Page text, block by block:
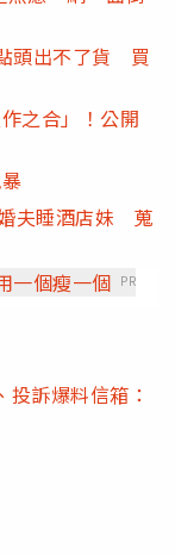
頭出不了貨 買
之合」！公開
夫睡酒店妹 蒐
一個瘦一個
PR
、投訴爆料信箱：